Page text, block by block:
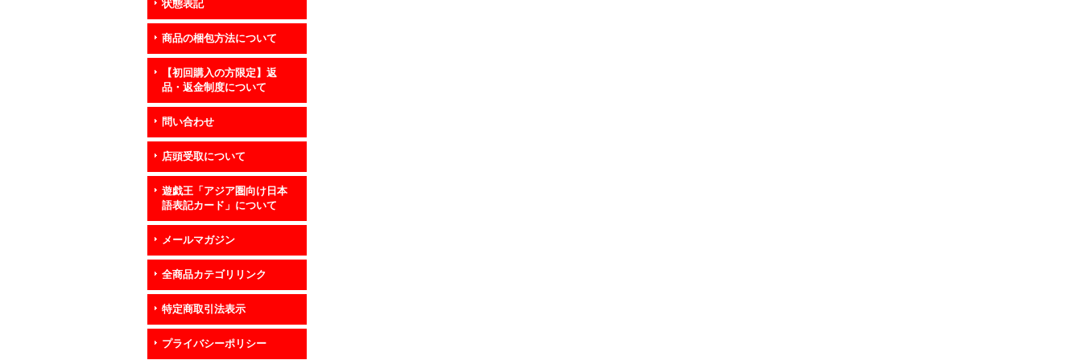
状態表記
商品の梱包方法について
【初回購入の方限定】返
品・返金制度について
問い合わせ
店頭受取について
遊戯王「アジア圏向け日本
語表記カード」について
メールマガジン
全商品カテゴリリンク
特定商取引法表示
プライバシーポリシー